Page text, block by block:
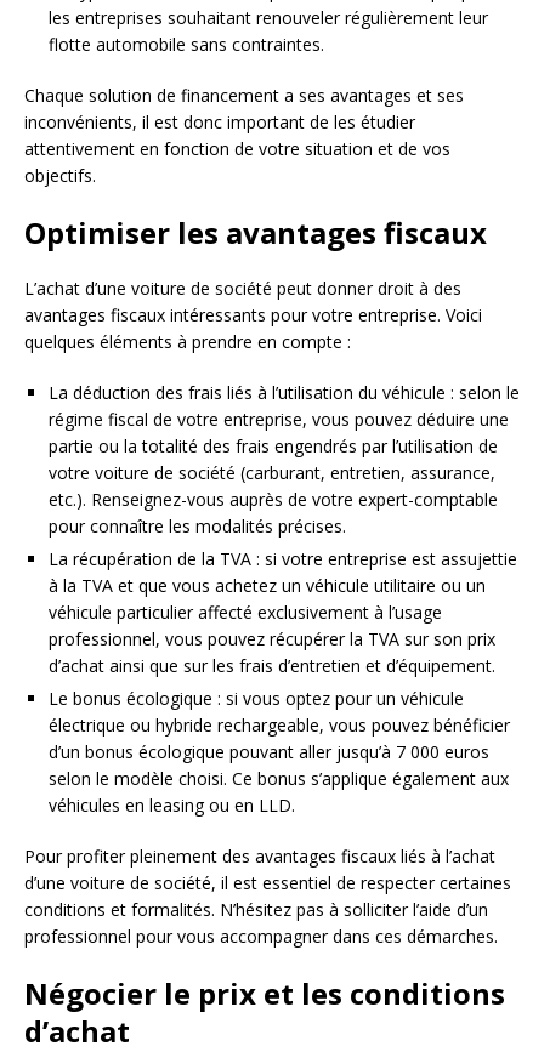
les entreprises souhaitant renouveler régulièrement leur
flotte automobile sans contraintes.
Chaque solution de financement a ses avantages et ses
inconvénients, il est donc important de les étudier
attentivement en fonction de votre situation et de vos
objectifs.
Optimiser les avantages fiscaux
L’achat d’une voiture de société peut donner droit à des
avantages fiscaux intéressants pour votre entreprise. Voici
quelques éléments à prendre en compte :
La déduction des frais liés à l’utilisation du véhicule : selon le
régime fiscal de votre entreprise, vous pouvez déduire une
partie ou la totalité des frais engendrés par l’utilisation de
votre voiture de société (carburant, entretien, assurance,
etc.). Renseignez-vous auprès de votre expert-comptable
pour connaître les modalités précises.
La récupération de la TVA : si votre entreprise est assujettie
à la TVA et que vous achetez un véhicule utilitaire ou un
véhicule particulier affecté exclusivement à l’usage
professionnel, vous pouvez récupérer la TVA sur son prix
d’achat ainsi que sur les frais d’entretien et d’équipement.
Le bonus écologique : si vous optez pour un véhicule
électrique ou hybride rechargeable, vous pouvez bénéficier
d’un bonus écologique pouvant aller jusqu’à 7 000 euros
selon le modèle choisi. Ce bonus s’applique également aux
véhicules en leasing ou en LLD.
Pour profiter pleinement des avantages fiscaux liés à l’achat
d’une voiture de société, il est essentiel de respecter certaines
conditions et formalités. N’hésitez pas à solliciter l’aide d’un
professionnel pour vous accompagner dans ces démarches.
Négocier le prix et les conditions
d’achat